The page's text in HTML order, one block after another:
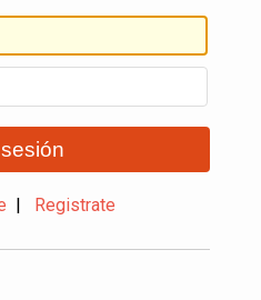
Registrate